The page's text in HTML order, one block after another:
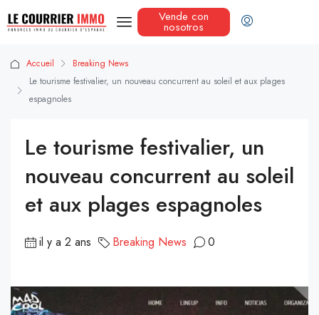
Vende con
nosotros
Accueil
Breaking News
Le tourisme festivalier, un nouveau concurrent au soleil et aux plages
espagnoles
Le tourisme festivalier, un
nouveau concurrent au soleil
et aux plages espagnoles
il y a 2 ans Breaking News 0